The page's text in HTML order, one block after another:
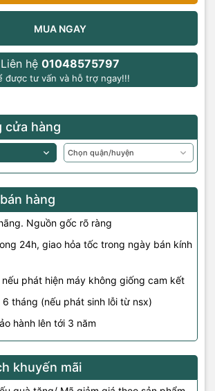
MUA NGAY
Liên hệ 01048575797
được tư vấn và hỗ trợ ngay!!!
cửa hàng
hàng
Nguồn gốc rõ ràng
24h, giao hỏa tốc trong ngày bán kính
nếu phát hiện máy không giống cam kết
6 tháng (nếu phát sinh lỗi từ nsx)
hành lên tới 3 năm
khuyến mãi